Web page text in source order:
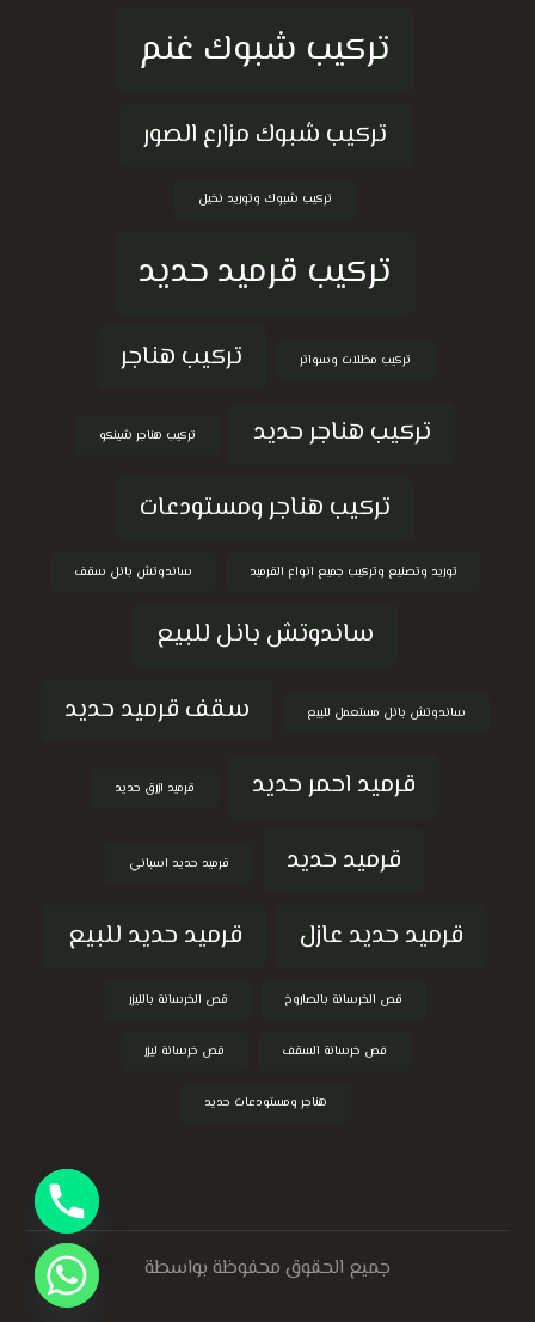
تركيب شبوك غنم
تركيب شبوك مزارع الصور
تركيب شبوك وتوريد نخيل
تركيب قرميد حديد
تركيب مظلات وسواتر
تركيب هناجر
تركيب هناجر حديد
تركيب هناجر شينكو
تركيب هناجر ومستودعات
توريد وتصنيع وتركيب جميع انواع القرميد ساندوتش بانل سقف
ساندوتش بانل للبيع
ساندوتش بانل مستعمل للبيع
سقف قرميد حديد
قرميد احمر حديد
قرميد ازرق حديد
قرميد حديد قرميد حديد اسباني
قرميد حديد عازل قرميد حديد للبيع
قص الخرسانة بالصاروخ قص الخرسانة بالليزر
قص خرسانة السقف قص خرسانة ليزر
هناجر ومستودعات حديد
جميع الحقوق محفوظة بواسطة